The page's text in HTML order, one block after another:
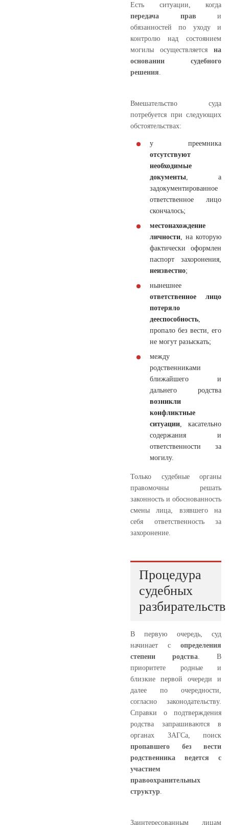
Есть ситуации, когда
передача прав и
обязанностей по уходу и
контролю над состоянием
могилы осуществляется на
основании судебного
решения
Вмешательство суда
потребуется при следующих
обстоятельствах:
у преемника
отсутствуют
необходимые
документы , а
задокументированное
ответственное лицо
скончалось;
местонахождение
личности , на которую
фактически оформлен
паспорт захоронения,
неизвестно;
нынешнее
ответственное лицо
потеряло
дееспособность
пропало без вести, его
не могут разыскать;
между
родственниками
ближайшего и
дальнего родства
возникли
конфликтные
ситуации , касательно
содержания и
ответственности за
могилу.
Только судебные органы
правомочны решать
законность и обоснованность
смены лица, взявшего на
себя ответственность за
захоронение.
Процедура
судебных
разбирательств
В первую очередь, суд
начинает с определения
степени родства . В
приоритете родные и
близкие первой очереди и
далее по очередности,
согласно законодательству.
Справки о подтверждения
родства запрашиваются в
органах ЗАГСа, поиск
пропавшего без вести
родственника ведется с
участием
правоохранительных
структур
Заинтересованным лицам